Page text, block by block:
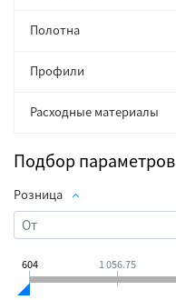
Полотна
Профили
Расходные материалы
Подбор параметров
Розница
604 1 056.75